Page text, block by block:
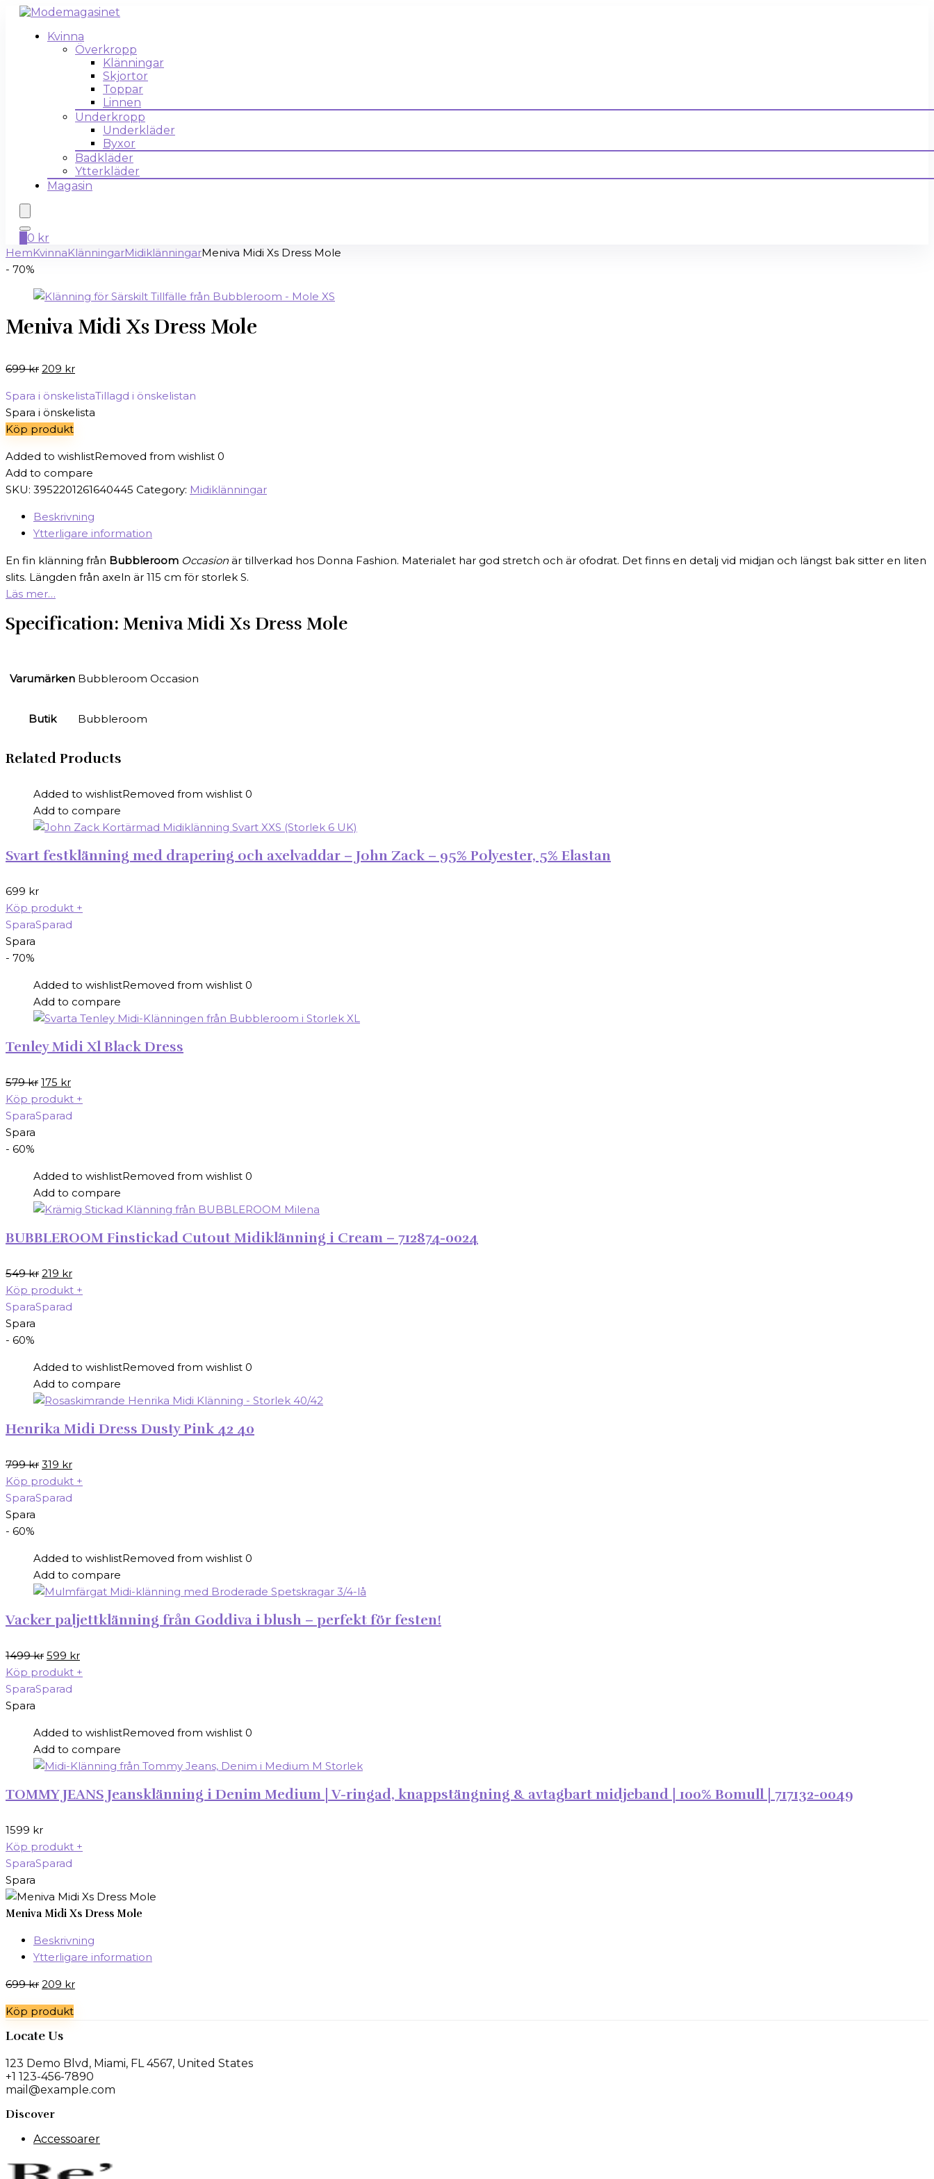
Kvinna
Överkropp
Klänningar
Skjortor
Toppar
Linnen
Underkropp
Underkläder
Byxor
Badkläder
Ytterkläder
Magasin
0 kr
HemKvinnaKlänningarMidiklänningarMeniva Midi Xs Dress Mole
- 70%
Meniva Midi Xs Dress Mole
699kr Det
priset
var:
699 kr.
209 krDet
priset
är:
Spara i önskelistaTillagd i önskelistan
Spara i önskelista
Köp produkt
Added to wishlistRemoved from wishlist 0
Add to compare
SKU: 3952201261640445 Category: Midiklänningar
Beskrivning
Ytterligare information
En fin klänning från Bubbleroom Occasion är tillverkad hos Donna Fashion. Materialet har god stretch och är ofodrat. Det finns en detalj vid midjan och längst bak sitter en liten
slits. Längden från axeln är 115 cm för storlek S.
Läs mer…
Specification: Meniva Midi Xs Dress Mole
Varumärken Bubbleroom Occasion
Butik Bubbleroom
Related Products
Added to wishlistRemoved from wishlist 0
Add to compare
Svart festklänning med drapering och axelvaddar – John Zack – 95% Polyester, 5% Elastan
699 kr
Köp produkt +
SparaSparad
Spara
- 70%
Added to wishlistRemoved from wishlist 0
Add to compare
Tenley Midi Xl Black Dress
579kr Det
ursprungliga
priset
175 krDet
nuvarande
priset
Köp produkt +
SparaSparad
Spara
- 60%
Added to wishlistRemoved from wishlist 0
Add to compare
BUBBLEROOM Finstickad Cutout Midiklänning i Cream – 712874-0024
549kr Det
ursprungliga
priset
219 krDet
nuvarande
Köp produkt +
SparaSparad
Spara
- 60%
Added to wishlistRemoved from wishlist 0
Add to compare
Henrika Midi Dress Dusty Pink 42 40
799kr Det
ursprungliga
priset
319 krDet
nuvarande
Köp produkt +
SparaSparad
Spara
- 60%
Added to wishlistRemoved from wishlist 0
Add to compare
Vacker paljettklänning från Goddiva i blush – perfekt för festen!
1499kr Det
ursprungliga
priset
599 krDet
nuvarande
Köp produkt +
SparaSparad
Spara
Added to wishlistRemoved from wishlist 0
Add to compare
TOMMY JEANS Jeansklänning i Denim Medium | V-ringad, knappstängning & avtagbart midjeband | 100% Bomull | 717132-0049
1599 kr
Köp produkt +
SparaSparad
Spara
Meniva Midi Xs Dress Mole
Beskrivning
Ytterligare information
699kr Det
priset
var:
209 krDet
Köp produkt
Locate Us
123 Demo Blvd, Miami, FL 4567, United States
+1 123-456-7890
mail@example.com
Discover
Accessoarer